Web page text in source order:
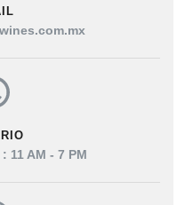
11 AM - 7 PM